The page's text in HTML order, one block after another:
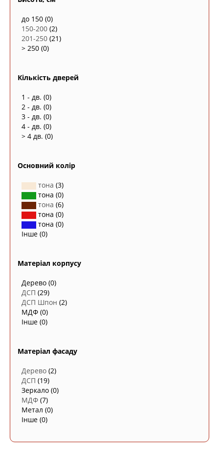
до 150 (0)
150-200 (2)
201-250 (21)
> 250 (0)
Кількість дверей
1 - дв. (0)
2 - дв. (0)
3 - дв. (0)
4 - дв. (0)
> 4 дв. (0)
Основний колір
тона (3)
тона (0)
тона (6)
тона (0)
тона (0)
Інше (0)
Матеріал корпусу
Дерево (0)
ДСП (29)
ДСП Шпон (2)
МДФ (0)
Інше (0)
Матеріал фасаду
Дерево (2)
ДСП (19)
Зеркало (0)
МДФ (7)
Метал (0)
Інше (0)